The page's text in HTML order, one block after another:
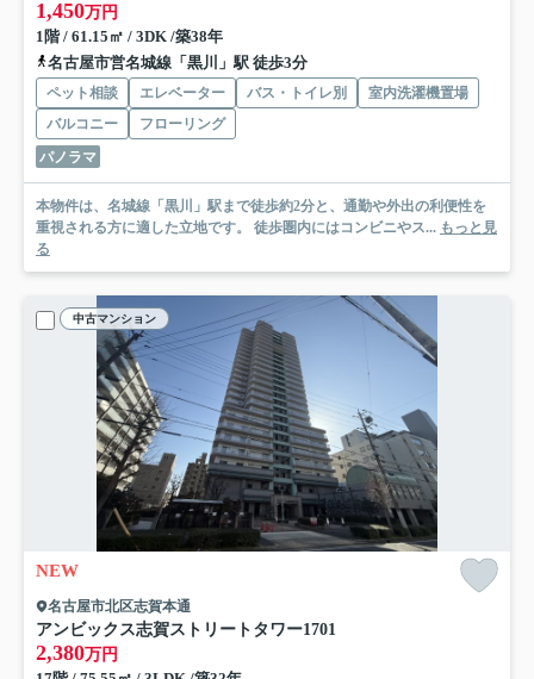
1,450万円
1階 / 61.15㎡ / 3DK /築38年
名古屋市営名城線「黒川」駅 徒歩3分
ペット相談 エレベーター バス・トイレ別
室内洗濯機置場
バルコニー
フローリング
パノラマ
本物件は、名城線「黒川」駅まで徒歩約2分と、通勤や外出の利便性を
重視される方に適した立地です。 徒歩圏内にはコンビニやス... もっと見
る
中古マンション
NEW
名古屋市北区志賀本通
アンビックス志賀ストリートタワー1701
2,380万円